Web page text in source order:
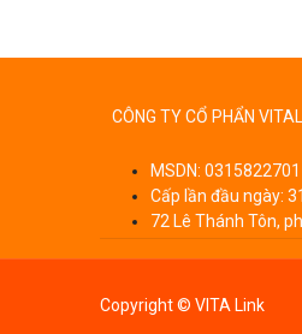
CÔNG TY CỔ PHẨN
MSDN: 0315822701
Cấp lần đầu ngày:
72 Lê Thánh Tôn,
Copyright © VITA Link